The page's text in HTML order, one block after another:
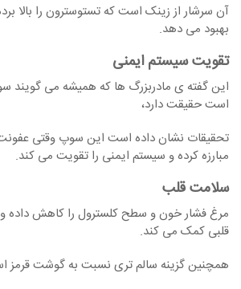
آن سرشار از زینک است که تستوسترون را بالا
بهبود می دهد.
تقویت سیستم ایمنی
این گفته ی مادربزرگ ها که همیشه می گویند
است حقیقت دارد،
تحقیقات نشان داده است این سوپ وقتی عفونت
مبارزه کرده و سیستم ایمنی را تقویت می کند.
سلامت قلب
مرغ فشار خون و سطح کلسترول را کاهش داده و
قلبی کمک می کند.
همچنین گزینه سالم تری نسبت به گوشت قرمز